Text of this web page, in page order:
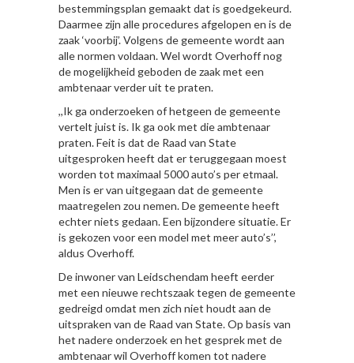
bestemmingsplan gemaakt dat is goedgekeurd.
Daarmee zijn alle procedures afgelopen en is de
zaak ‘voorbij’. Volgens de gemeente wordt aan
alle normen voldaan. Wel wordt Overhoff nog
de mogelijkheid geboden de zaak met een
ambtenaar verder uit te praten.
,,Ik ga onderzoeken of hetgeen de gemeente
vertelt juist is. Ik ga ook met die ambtenaar
praten. Feit is dat de Raad van State
uitgesproken heeft dat er teruggegaan moest
worden tot maximaal 5000 auto’s per etmaal.
Men is er van uitgegaan dat de gemeente
maatregelen zou nemen. De gemeente heeft
echter niets gedaan. Een bijzondere situatie. Er
is gekozen voor een model met meer auto’s’’,
aldus Overhoff.
De inwoner van Leidschendam heeft eerder
met een nieuwe rechtszaak tegen de gemeente
gedreigd omdat men zich niet houdt aan de
uitspraken van de Raad van State. Op basis van
het nadere onderzoek en het gesprek met de
ambtenaar wil Overhoff komen tot nadere